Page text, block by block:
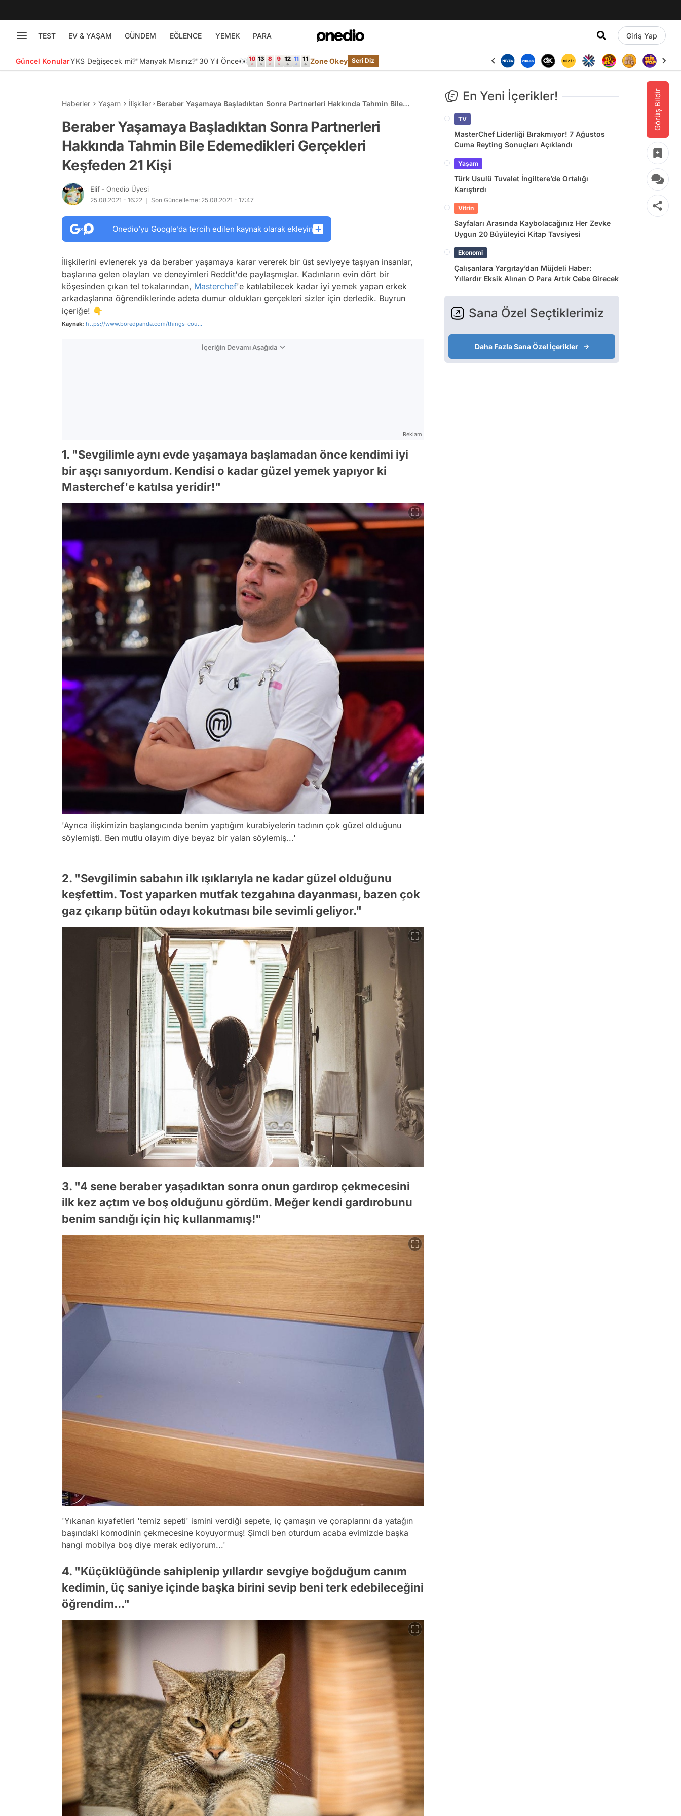
TEST EV & YAŞAM GÜNDEM EĞLENCE YEMEK PARA Giriş Yap
Güncel KonularYKS Değişecek mi?"Manyak Mısınız?"30 Yıl Önce👀 Zone Okey Seri Diz
Görüş Bildir
Haberler Yaşam İlişkiler
Beraber Yaşamaya Başladıktan Sonra Partnerleri Hakkında Tahmin Bile
Beraber Yaşamaya Başladıktan Sonra Partnerleri
Hakkında Tahmin Bile Edemedikleri Gerçekleri
Keşfeden 21 Kişi
Elif - Onedio Üyesi
25.08.2021 - 16:22 Son Güncelleme: 25.08.2021 - 17:47
Onedio’yu Google’da tercih edilen kaynak olarak ekleyin
İlişkilerini evlenerek ya da beraber yaşamaya karar vererek bir üst seviyeye taşıyan insanlar,
başlarına gelen olayları ve deneyimleri Reddit'de paylaşmışlar. Kadınların evin dört bir
köşesinden çıkan tel tokalarından, Masterchef'e katılabilecek kadar iyi yemek yapan erkek
arkadaşlarına öğrendiklerinde adeta dumur oldukları gerçekleri sizler için derledik. Buyrun
içeriğe! 👇
Kaynak: https://www.boredpanda.com/things-cou...
İçeriğin Devamı Aşağıda
Reklam
1. "Sevgilimle aynı evde yaşamaya başlamadan önce kendimi iyi
bir aşçı sanıyordum. Kendisi o kadar güzel yemek yapıyor ki
Masterchef'e katılsa yeridir!"
'Ayrıca ilişkimizin başlangıcında benim yaptığım kurabiyelerin tadının çok güzel olduğunu
söylemişti. Ben mutlu olayım diye beyaz bir yalan söylemiş...'
2. "Sevgilimin sabahın ilk ışıklarıyla ne kadar güzel olduğunu
keşfettim. Tost yaparken mutfak tezgahına dayanması, bazen çok
gaz çıkarıp bütün odayı kokutması bile sevimli geliyor."
3. "4 sene beraber yaşadıktan sonra onun gardırop çekmecesini
ilk kez açtım ve boş olduğunu gördüm. Meğer kendi gardırobunu
benim sandığı için hiç kullanmamış!"
'Yıkanan kıyafetleri 'temiz sepeti' ismini verdiği sepete, iç çamaşırı ve çoraplarını da yatağın
başındaki komodinin çekmecesine koyuyormuş! Şimdi ben oturdum acaba evimizde başka
hangi mobilya boş diye merak ediyorum...'
4. "Küçüklüğünde sahiplenip yıllardır sevgiye boğduğum canım
kedimin, üç saniye içinde başka birini sevip beni terk edebileceğini
öğrendim..."
En Yeni İçerikler!
TV
MasterChef Liderliği Bırakmıyor! 7 Ağustos
Cuma Reyting Sonuçları Açıklandı
Yaşam
Türk Usulü Tuvalet İngiltere’de Ortalığı
Karıştırdı
Vitrin
Sayfaları Arasında Kaybolacağınız Her Zevke
Uygun 20 Büyüleyici Kitap Tavsiyesi
Ekonomi
Çalışanlara Yargıtay’dan Müjdeli Haber:
Yıllardır Eksik Alınan O Para Artık Cebe Girecek
Sana Özel Seçtiklerimiz
Daha Fazla Sana Özel İçerikler